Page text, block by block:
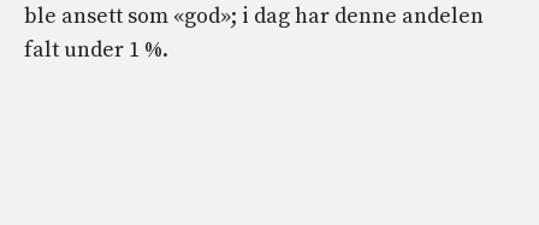
ble ansett som «god»; i dag har denne andelen
falt under 1 %.